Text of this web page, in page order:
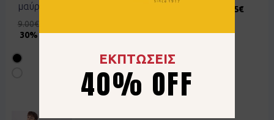
μαύρο
9.00€
30% OFF
30% OFF
7.75€
ΕΚΠΤΩΣΕΙΣ
40% OFF